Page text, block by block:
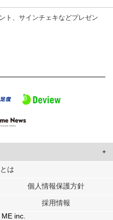
ト、サインチェキなどプレゼン
ザーに合わせたコンテンツや広告の
トナーに提供しています。
パートナーに提供した他の情報や、
は
個人情報保護方針
採用情報
inc.